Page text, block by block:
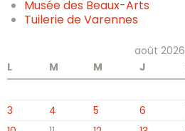
Musée des Beaux-Arts
Tuilerie de Varennes
août 2026
L
M M J
3
4 5 6